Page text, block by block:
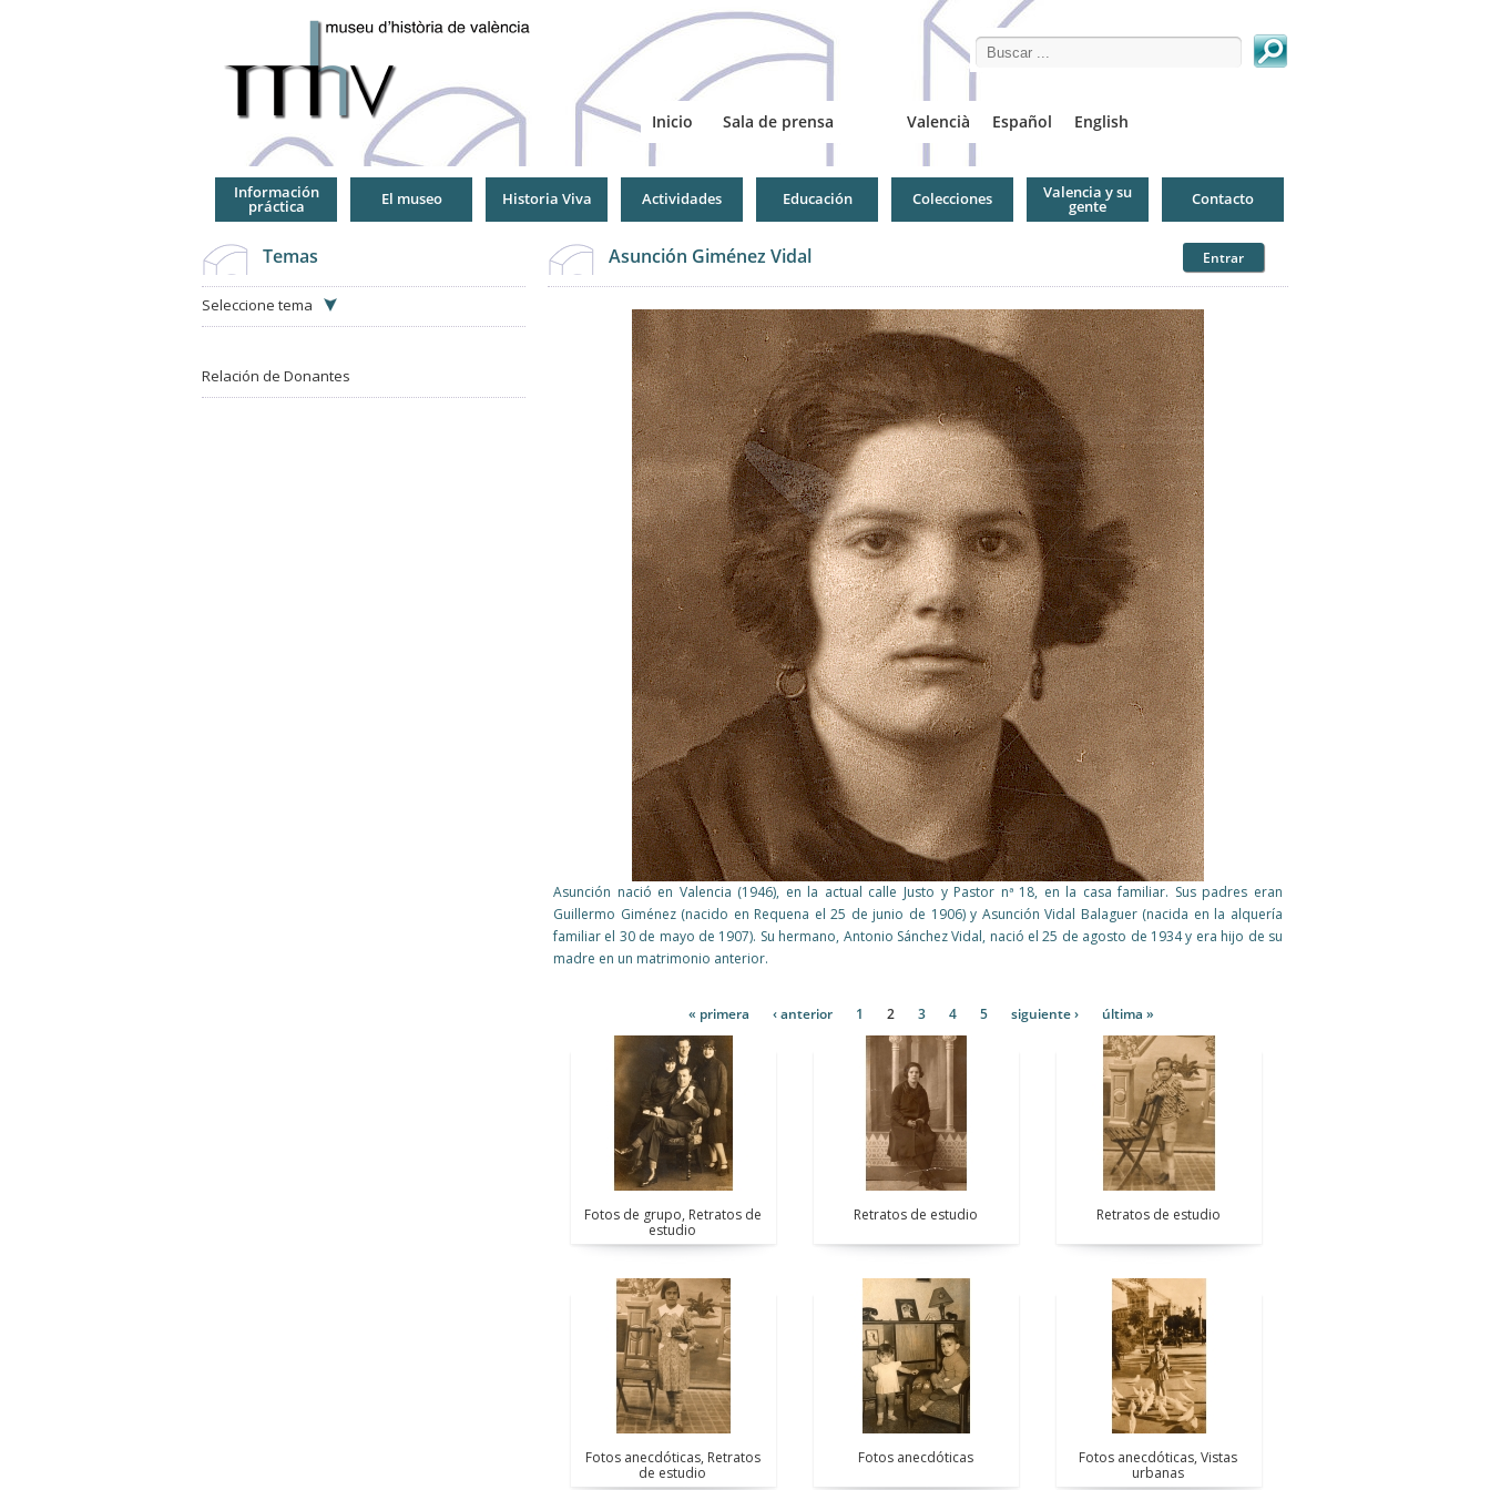
Search this site
Valencià Español English
Inicio Sala de prensa
Información
práctica El museo Historia Viva Actividades Educación Colecciones Valencia y su
gente Contacto
Temas
Seleccione tema
Relación de Donantes
Asunción Giménez Vidal Entrar
Asunción nació en Valencia (1946), en la actual calle Justo y Pastor nª 18, en la casa familiar. Sus padres eran
Guillermo Giménez (nacido en Requena el 25 de junio de 1906) y Asunción Vidal Balaguer (nacida en la alquería
familiar el 30 de mayo de 1907). Su hermano, Antonio Sánchez Vidal, nació el 25 de agosto de 1934 y era hijo de su
madre en un matrimonio anterior.
« primera ‹ anterior 1 2 3 4 5 siguiente › última »
Fotos de grupo, Retratos de
estudio
Retratos de estudio Retratos de estudio
Fotos anecdóticas, Retratos
de estudio
Fotos anecdóticas
Fotos anecdóticas, Vistas
urbanas
Páginas